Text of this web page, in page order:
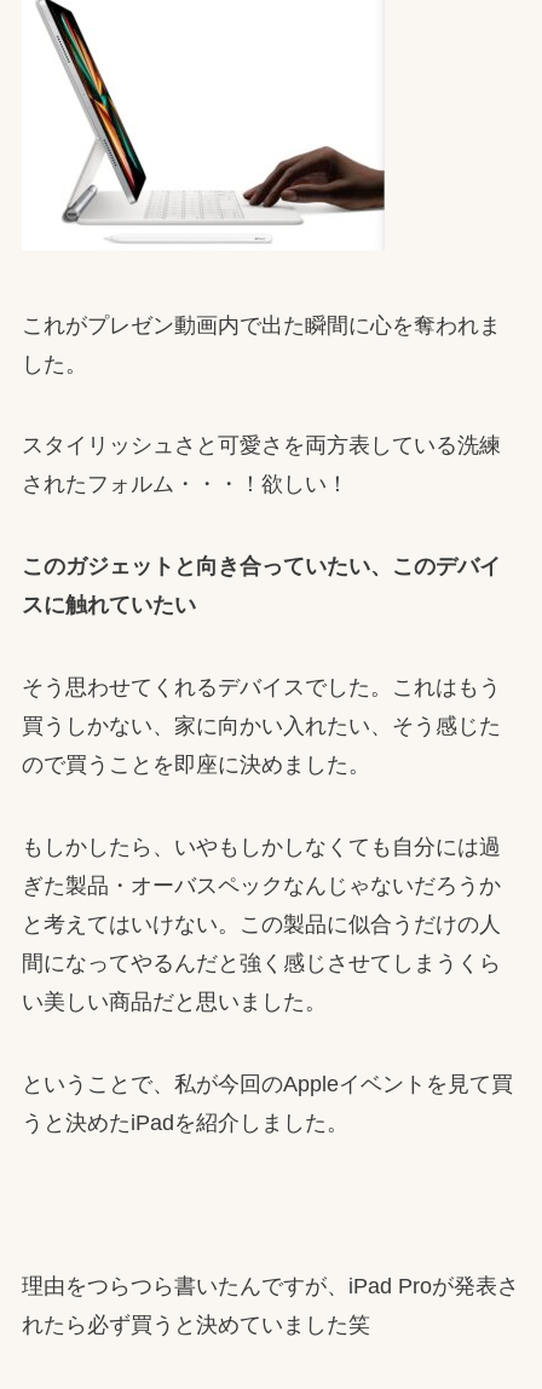
これがプレゼン動画内で出た瞬間に心を奪われま
した。
スタイリッシュさと可愛さを両方表している洗練
されたフォルム・・・！欲しい！
このガジェットと向き合っていたい、このデバイ
スに触れていたい
そう思わせてくれるデバイスでした。これはもう
買うしかない、家に向かい入れたい、そう感じた
ので買うことを即座に決めました。
もしかしたら、いやもしかしなくても自分には過
ぎた製品・オーバスペックなんじゃないだろうか
と考えてはいけない。この製品に似合うだけの人
間になってやるんだと強く感じさせてしまうくら
い美しい商品だと思いました。
ということで、私が今回のAppleイベントを見て買
うと決めたiPadを紹介しました。
理由をつらつら書いたんですが、iPad Proが発表さ
れたら必ず買うと決めていました笑